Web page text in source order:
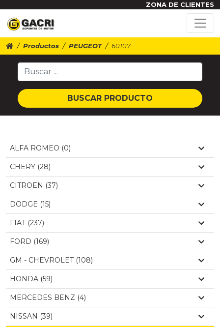
ZONA DE CLIENTES
Productos PEUGEOT 60107
BUSCAR PRODUCTO
ALFA ROMEO (0)
CHERY (28)
CITROEN (37)
DODGE (15)
FIAT (237)
FORD (169)
GM - CHEVROLET (108)
HONDA (59)
MERCEDES BENZ (4)
NISSAN (39)